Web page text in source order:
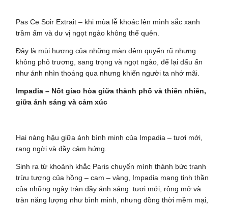
Pas Ce Soir Extrait – khi mùa lễ khoác lên mình sắc xanh
trầm ấm và dư vị ngọt ngào không thể quên.
Đây là mùi hương của những màn đêm quyến rũ nhưng
không phô trương, sang trọng và ngọt ngào, để lại dấu ấn
như ánh nhìn thoáng qua nhưng khiến người ta nhớ mãi.
Impadia – Nốt giao hòa giữa thành phố và thiên nhiên,
giữa ánh sáng và cảm xúc
Hai nàng hậu giữa ánh bình minh của Impadia – tươi mới,
rạng ngời và đầy cảm hứng.
Sinh ra từ khoảnh khắc Paris chuyển mình thành bức tranh
trừu tượng của hồng – cam – vàng, Impadia mang tinh thần
của những ngày tràn đầy ánh sáng: tươi mới, rộng mở và
tràn năng lượng như bình minh, nhưng đồng thời mềm mại,